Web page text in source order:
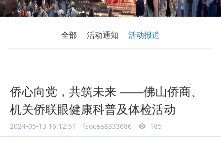
全部 活动通知 活动报道
侨心向党，共筑未来 ——佛山侨商、
机关侨联眼健康科普及体检活动
2024-05-13 16:12:51 fsocea8333686 185